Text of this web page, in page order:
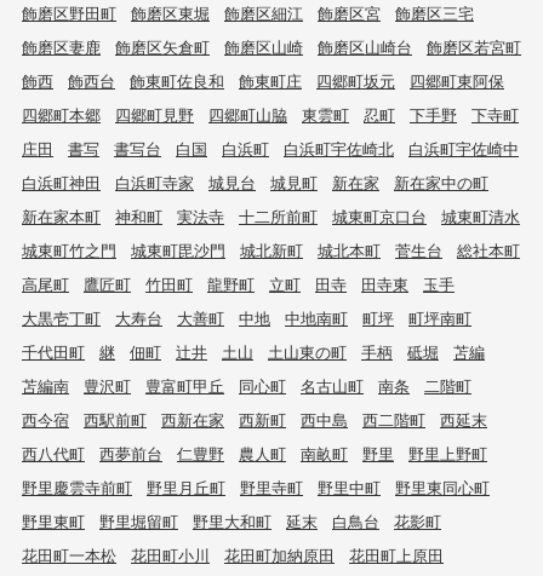
飾磨区野田町
飾磨区東堀 飾磨区細江 飾磨区宮
飾磨区三宅
飾磨区妻鹿
飾磨区矢倉町 飾磨区山崎 飾磨区山崎台
飾磨区若宮町
飾西
飾西台 飾東町佐良和 飾東町庄 四郷町坂元
四郷町東阿保
四郷町本郷
四郷町見野 四郷町山脇 東雲町 忍町 下手野
下寺町
庄田
書写 書写台 白国 白浜町 白浜町宇佐崎北
白浜町宇佐崎中
白浜町神田
白浜町寺家 城見台 城見町 新在家
新在家中の町
新在家本町
神和町 実法寺 十二所前町 城東町京口台
城東町清水
城東町竹之門
城東町毘沙門 城北新町 城北本町 菅生台
総社本町
高尾町
鷹匠町 竹田町 龍野町 立町 田寺 田寺東
玉手
大黒壱丁町
大寿台 大善町 中地 中地南町 町坪
町坪南町
千代田町
継 佃町 辻井 土山 土山東の町 手柄 砥堀
苫編
苫編南
豊沢町 豊富町甲丘 同心町 名古山町 南条
二階町
西今宿
西駅前町 西新在家 西新町 西中島 西二階町
西延末
西八代町
西夢前台 仁豊野 農人町 南畝町 野里
野里上野町
野里慶雲寺前町
野里月丘町 野里寺町 野里中町
野里東同心町
野里東町
野里堀留町 野里大和町 延末 白鳥台
花影町
花田町一本松
花田町小川 花田町加納原田
花田町上原田